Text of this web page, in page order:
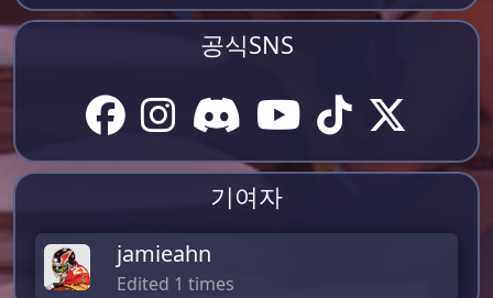
공식SNS
기여자
jamieahn
Edited 1 times